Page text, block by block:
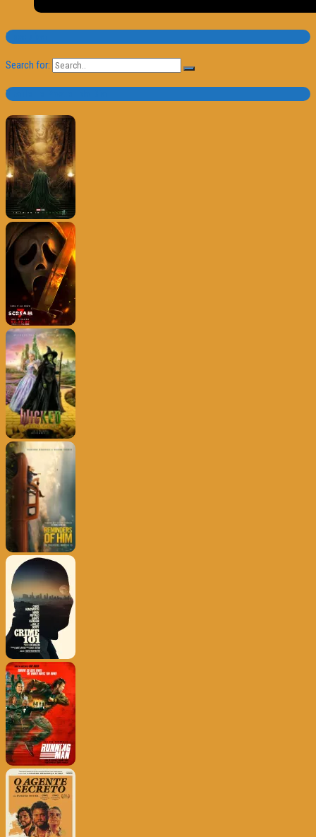
Pesquisa
Search for:
Trailer e Poster do Dia